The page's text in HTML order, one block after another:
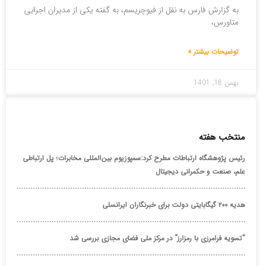
به گزارش فارس به نقل از فیوچریسم، به گفته یکی از مدیران اجرایی
متاورس،
توضیحات بیشتر »
بهمن 18, 1401
منتخب هفته
رئیس پژوهشگاه ارتباطات مطرح کرد:سمپوزیوم بین‌المللی مخابرات؛ پل ارتباطی
علم، صنعت و حکمرانی دیجیتال
هدیه ۲۰۰ گیگابایتی دولت برای خبرنگاران ایرانسلی
“تسویه فرامرزی با رمزارز” در مرکز ملی فضای مجازی بررسی شد